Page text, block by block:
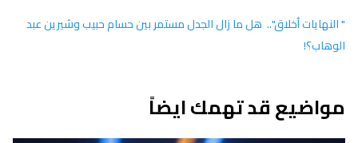
" النهايات أخلاق".. هل ما زال الجدل مستمر بين حسام حبيب وشيرين عبد
الوهاب؟!
مواضيع قد تهمك ايضاً